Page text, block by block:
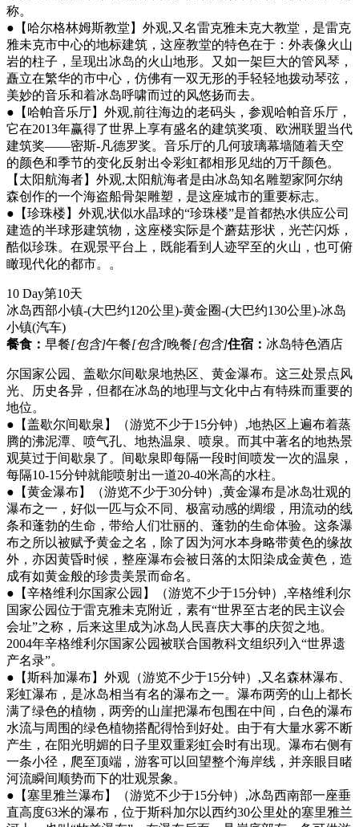
称。
●【哈尔格林姆斯教堂】外观,又名雷克雅未克大教堂，是雷克
雅未克市中心的地标建筑，这座教堂的特色在于：外表像火山
岩的柱子，呈现出冰岛的火山地形。又如一架巨大的管风琴，
矗立在繁华的市中心，仿佛有一双无形的手轻轻地拨动琴弦，
美妙的音乐和着冰岛呼啸而过的风悠扬而去。
●【哈帕音乐厅】外观,前往海边的老码头，参观哈帕音乐厅，
它在2013年赢得了世界上享有盛名的建筑奖项、欧洲联盟当代
建筑奖——密斯-凡德罗奖。音乐厅的几何玻璃幕墙随着天空
的颜色和季节的变化反射出令彩虹都相形见绌的万千颜色。
【太阳航海者】外观,太阳航海者是由冰岛知名雕塑家阿尔纳
森创作的一个海盗船骨架雕塑，是这座城市的重要标志。
●【珍珠楼】外观,状似水晶球的“珍珠楼”是首都热水供应公司
建造的半球形建筑物，这座楼实际是个蘑菇形状，光芒闪烁，
酷似珍珠。在观景平台上，既能看到人迹罕至的火山，也可俯
瞰现代化的都市。。
10 Day第10天
冰岛西部小镇-(大巴约120公里)-黄金圈-(大巴约130公里)-冰岛
小镇(汽车)
餐食： 早餐[包含]午餐[包含]晚餐[包含]住宿： 冰岛特色酒店
尔国家公园、盖歇尔间歇泉地热区、黄金瀑布。这三处景点风
光、历史各异，但都在冰岛的地理与文化中占有特殊而重要的
地位。
●【盖歇尔间歇泉】（游览不少于15分钟）,地热区上遍布着蒸
腾的沸泥潭、喷气孔、地热温泉、喷泉。而其中著名的地热景
观莫过于间歇泉了。间歇泉即每隔一段时间喷发一次的温泉，
每隔10-15分钟就能喷射出一道20-40米高的水柱。
●【黄金瀑布】（游览不少于30分钟）,黄金瀑布是冰岛壮观的
瀑布之一，好似一匹与众不同、极富动感的绸缎，用流动的线
条和蓬勃的生命，带给人们壮丽的、蓬勃的生命体验。这条瀑
布之所以被赋予黄金之名，除了因为河水本身略带黄色的缘故
外，亦因黄昏时候，整座瀑布会被日落的太阳染成金黄色，造
成有如黄金般的珍贵美景而命名。
●【辛格维利尔国家公园】（游览不少于15分钟）,辛格维利尔
国家公园位于雷克雅未克附近，素有“世界至古老的民主议会
会址”之称，后来这里成为冰岛人民喜庆大事的庆贺之地。
2004年辛格维利尔国家公园被联合国教科文组织列入“世界遗
产名录”。
●【斯科加瀑布】外观（游览不少于15分钟）,又名森林瀑布、
彩虹瀑布，是冰岛相当有名的瀑布之一。瀑布两旁的山上都长
满了绿色的植物，两旁的山崖把瀑布包围在中间，白色的瀑布
水流与周围的绿色植物搭配得恰到好处。由于有大量水雾不断
产生，在阳光明媚的日子里双重彩虹会时有出现。瀑布右侧有
一条小径，爬至顶端，游客可以回望整个海岸线，并亲眼目睹
河流瞬间顺势而下的壮观景象。
●【塞里雅兰瀑布】（游览不少于15分钟）,冰岛西南部一座垂
直高度63米的瀑布，位于斯科加尔以西约30公里处的塞里雅兰